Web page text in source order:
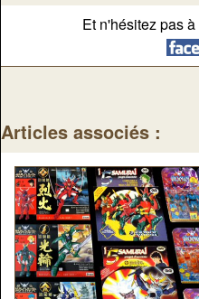
Et n'hésitez pas
Articles associés :